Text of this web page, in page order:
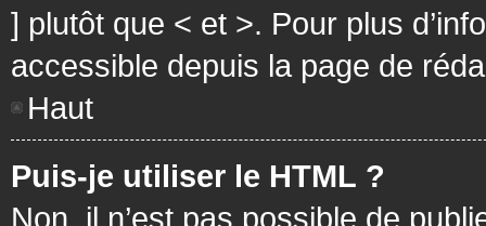
] plutôt que < et >. Pour plus
accessible depuis la page de
Haut
Puis-je utiliser le HTML ?
Non, il n’est pas possible de